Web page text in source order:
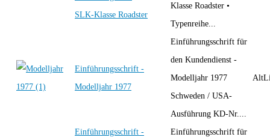
SLK-Klasse Roadster
Klasse Roadster •
Typenreihe...
Einführungsschrift -
Modelljahr 1977
Einführungsschrift für
den Kundendienst -
Modelljahr 1977
Schweden / USA-
Ausführung KD-Nr....
Einführungsschrift -
Einführungsschrift für